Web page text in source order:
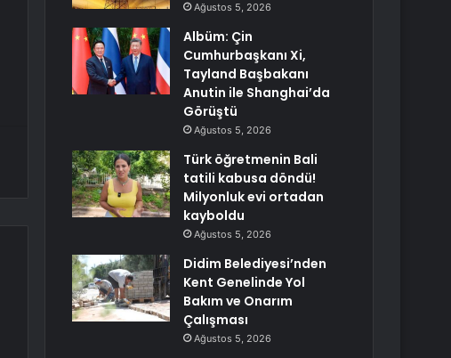
Ağustos 5, 2026
Albüm: Çin
Cumhurbaşkanı Xi,
Tayland Başbakanı
Anutin ile Shanghai’da
Görüştü
Ağustos 5, 2026
Türk öğretmenin Bali
tatili kabusa döndü!
Milyonluk evi ortadan
kayboldu
Ağustos 5, 2026
Didim Belediyesi’nden
Kent Genelinde Yol
Bakım ve Onarım
Çalışması
Ağustos 5, 2026